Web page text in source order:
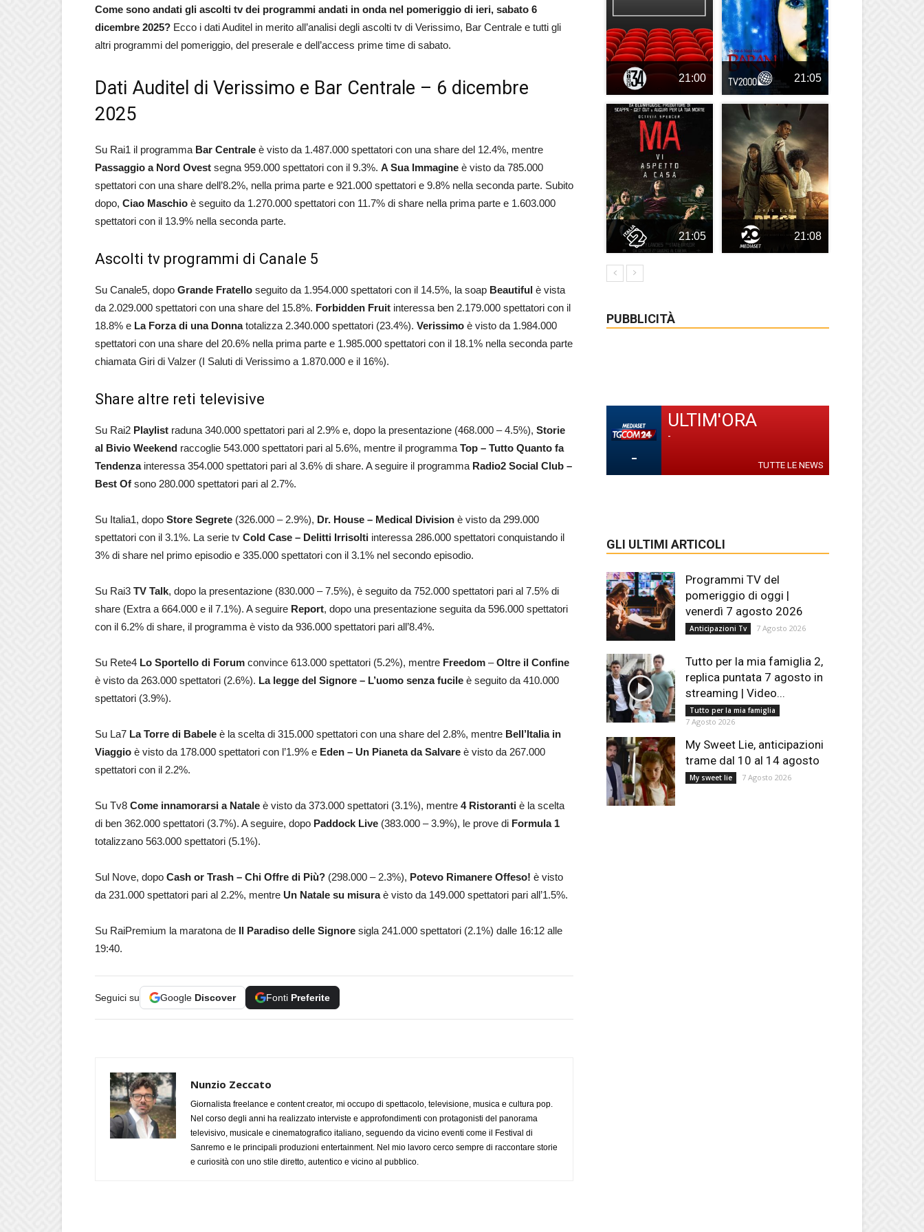
Come sono andati gli ascolti tv dei programmi andati in onda nel pomeriggio di ieri, sabato 6
dicembre 2025? Ecco i dati Auditel in merito all’analisi degli ascolti tv di Verissimo, Bar Centrale e tutti gli
altri programmi del pomeriggio, del preserale e dell’access prime time di sabato.
Dati Auditel di Verissimo e Bar Centrale – 6 dicembre
2025
Su Rai1 il programma Bar Centrale è visto da 1.487.000 spettatori con una share del 12.4%, mentre
Passaggio a Nord Ovest segna 959.000 spettatori con il 9.3%. A Sua Immagine è visto da 785.000
spettatori con una share dell’8.2%, nella prima parte e 921.000 spettatori e 9.8% nella seconda parte. Subito
dopo, Ciao Maschio è seguito da 1.270.000 spettatori con 11.7% di share nella prima parte e 1.603.000
spettatori con il 13.9% nella seconda parte.
Ascolti tv programmi di Canale 5
Su Canale5, dopo Grande Fratello seguito da 1.954.000 spettatori con il 14.5%, la soap Beautiful è vista
da 2.029.000 spettatori con una share del 15.8%. Forbidden Fruit interessa ben 2.179.000 spettatori con il
18.8% e La Forza di una Donnatotalizza 2.340.000 spettatori (23.4%). Verissimo è visto da 1.984.000
spettatori con una share del 20.6% nella prima parte e 1.985.000 spettatori con il 18.1% nella seconda parte
chiamata Giri di Valzer (I Saluti di Verissimo a 1.870.000 e il 16%).
Share altre reti televisive
Su Rai2 Playlist raduna 340.000 spettatori pari al 2.9% e, dopo la presentazione (468.000 – 4.5%), Storie
al Bivio Weekend raccoglie 543.000 spettatori pari al 5.6%, mentre il programma Top – Tutto Quanto fa
Tendenzainteressa 354.000 spettatori pari al 3.6% di share. A seguire il programma Radio2 Social Club –
Best Of sono 280.000 spettatori pari al 2.7%.
Su Italia1, dopo Store Segrete (326.000 – 2.9%), Dr. House – Medical Division è visto da 299.000
spettatori con il 3.1%. La serie tv Cold Case – Delitti Irrisolti interessa 286.000 spettatori conquistando il
3% di share nel primo episodio e 335.000 spettatori con il 3.1% nel secondo episodio.
Su Rai3 TV Talk, dopo la presentazione (830.000 – 7.5%), è seguito da 752.000 spettatori pari al 7.5% di
share (Extra a 664.000 e il 7.1%). A seguire Report, dopo una presentazione seguita da 596.000 spettatori
con il 6.2% di share, il programma è visto da 936.000 spettatori pari all’8.4%.
Su Rete4 Lo Sportello di Forum convince 613.000 spettatori (5.2%), mentre Freedom –Oltre il Confine
è visto da 263.000 spettatori (2.6%). La legge del Signore – L’uomo senza fucile è seguito da 410.000
spettatori (3.9%).
Su La7 La Torre di Babele è la scelta di 315.000 spettatori con una share del 2.8%, mentre Bell’Italia in
Viaggio è visto da 178.000 spettatori con l’1.9% e Eden – Un Pianeta da Salvare è visto da 267.000
spettatori con il 2.2%.
Su Tv8 Come innamorarsi a Natale è visto da 373.000 spettatori (3.1%), mentre 4 Ristoranti è la scelta
di ben 362.000 spettatori (3.7%). A seguire, dopo Paddock Live (383.000 – 3.9%), le prove di Formula 1
totalizzano 563.000 spettatori (5.1%).
Sul Nove, dopo Cash or Trash – Chi Offre di Più? (298.000 – 2.3%), Potevo Rimanere Offeso! è visto
da 231.000 spettatori pari al 2.2%, mentre Un Natale su misuraè visto da 149.000 spettatori pari all’1.5%.
Su RaiPremium la maratona de Il Paradiso delle Signore sigla 241.000 spettatori (2.1%) dalle 16:12 alle
19:40.
Seguici su Google Discover Fonti Preferite
Nunzio Zeccato
Giornalista freelance e content creator, mi occupo di spettacolo, televisione, musica e cultura pop.
Nel corso degli anni ha realizzato interviste e approfondimenti con protagonisti del panorama
televisivo, musicale e cinematografico italiano, seguendo da vicino eventi come il Festival di
Sanremo e le principali produzioni entertainment. Nel mio lavoro cerco sempre di raccontare storie
e curiosità con uno stile diretto, autentico e vicino al pubblico.
21:00 21:05
21:05 21:08
PUBBLICITÀ
-
ULTIM'ORA
-
TUTTE LE NEWS
GLI ULTIMI ARTICOLI
Programmi TV del
pomeriggio di oggi |
venerdì 7 agosto 2026
Anticipazioni Tv 7 Agosto 2026
Tutto per la mia famiglia 2,
replica puntata 7 agosto in
streaming | Video...
Tutto per la mia famiglia
7 Agosto 2026
My Sweet Lie, anticipazioni
trame dal 10 al 14 agosto
My sweet lie 7 Agosto 2026